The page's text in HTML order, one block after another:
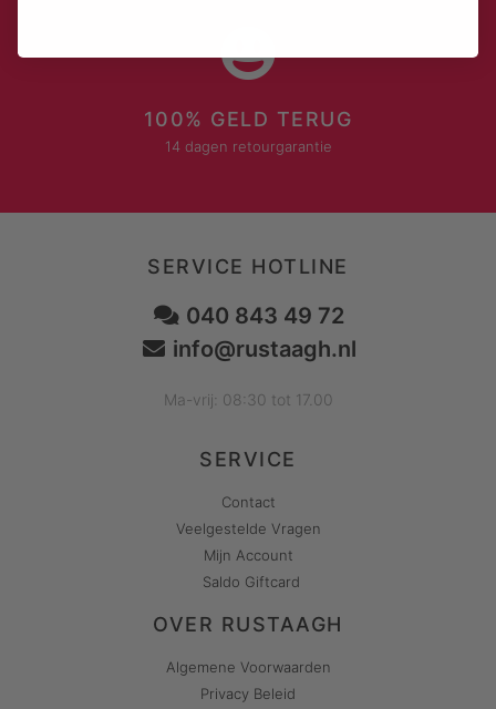
100% GELD TERUG
14 dagen retourgarantie
SERVICE HOTLINE
040 843 49 72
info@rustaagh.nl
Ma-vrij: 08:30 tot 17.00
SERVICE
Contact
Veelgestelde Vragen
Mijn Account
Saldo Giftcard
OVER RUSTAAGH
Algemene Voorwaarden
Privacy Beleid